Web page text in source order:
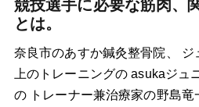
競技選手に必要な筋肉、
とは。
奈良市のあすか鍼灸整骨院、 ジ
上のトレーニングの asukaジュ
の トレーナー兼治療家の野島